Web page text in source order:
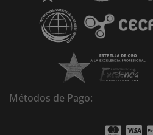
Métodos de Pago: